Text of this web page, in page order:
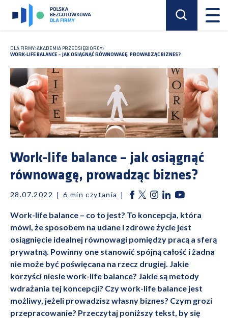
DLA FIRMY AKADEMIA PRZEDSIĘBIORCY
WORK-LIFE BALANCE – JAK OSIĄGNĄĆ RÓWNOWAGĘ, PROWADZĄC BIZNES?
Work-life balance – jak osiągnąć
równowagę, prowadząc biznes?
28.07.2022 6 min czytania
Work-life balance – co to jest? To koncepcja, która
mówi, że sposobem na udane i zdrowe życie jest
osiągnięcie idealnej równowagi pomiędzy pracą a sferą
prywatną. Powinny one stanowić spójną całość i żadna
nie może być poświęcana na rzecz drugiej. Jakie
korzyści niesie work-life balance? Jakie są metody
wdrażania tej koncepcji? Czy work-life balance jest
możliwy, jeżeli prowadzisz własny biznes? Czym grozi
przepracowanie? Przeczytaj poniższy tekst, by się